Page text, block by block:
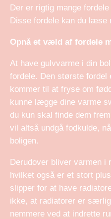
Der er rigtig mange
Disse fordele kan du læse
Opnå et væld af fordele
At have gulvvarme i din
fordele. Den største
kommer til at fryse om
kunne lægge dine varme
du kun skal finde dem
vil altså undgå fodkulde,
boligen.
Derudover bliver varmen
hvilket også er et stort
slipper for at have
ikke, at radiatorer er
nemmere ved at indrette